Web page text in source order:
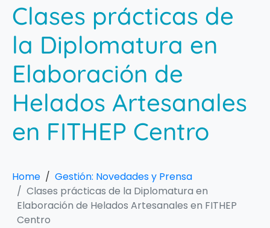
Clases prácticas de
la Diplomatura en
Elaboración de
Helados Artesanales
en FITHEP Centro
Home
Gestión: Novedades y Prensa
Clases prácticas de la Diplomatura en
Elaboración de Helados Artesanales en FITHEP
Centro